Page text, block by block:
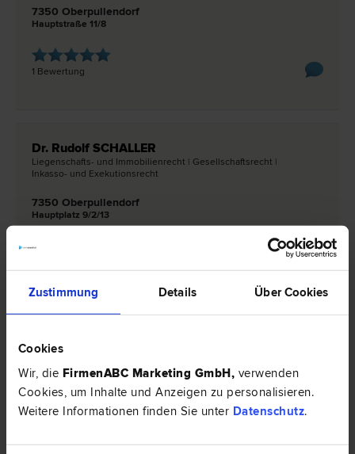
Zustimmung Details Über Cookies
Cookies
Wir, die FirmenABC Marketing GmbH, verwenden
Cookies, um Inhalte und Anzeigen zu personalisieren.
Weitere Informationen finden Sie unter Datenschutz.
7350 Oberpullendorf
Hauptstraße 11/8
1 Bewertung
Dr. Rudolf SCHALLER
Liegenschafts- und Immobilien­recht | Gesellschafts­recht |
Inkasso- und Exekutions­recht
7350 Oberpullendorf
Hauptplatz 9/2/13
"Gesellschaftsrecht"